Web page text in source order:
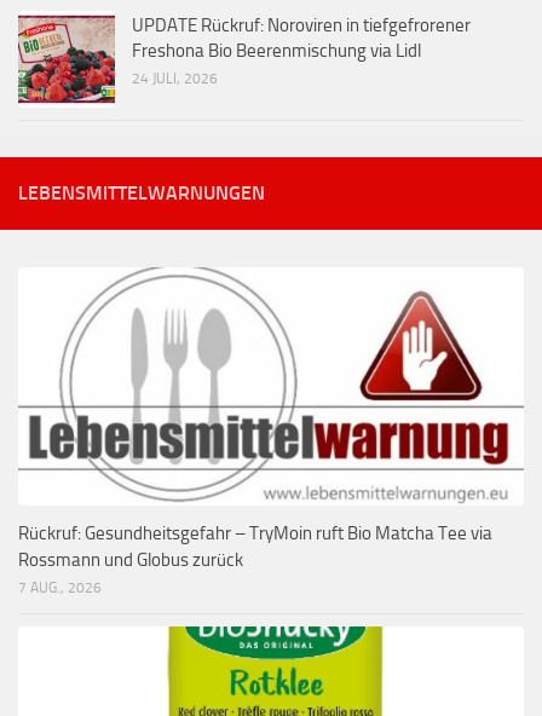
UPDATE Rückruf: Noroviren in tiefgefrorener
Freshona Bio Beerenmischung via Lidl
24 JULI, 2026
LEBENSMITTELWARNUNGEN
Rückruf: Gesundheitsgefahr – TryMoin ruft Bio Matcha Tee via
Rossmann und Globus zurück
7 AUG., 2026